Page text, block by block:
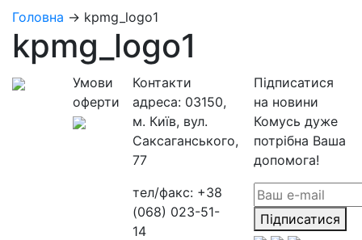
Головна → kpmg_logo1
kpmg_logo1
Умови
оферти
Контакти
адреса: 03150,
м. Київ, вул.
Саксаганського,
77
тел/факс: +38
(068) 023-51-
14
Підписатися
на новини
Комусь дуже
потрібна Ваша
допомога!
Підписатися